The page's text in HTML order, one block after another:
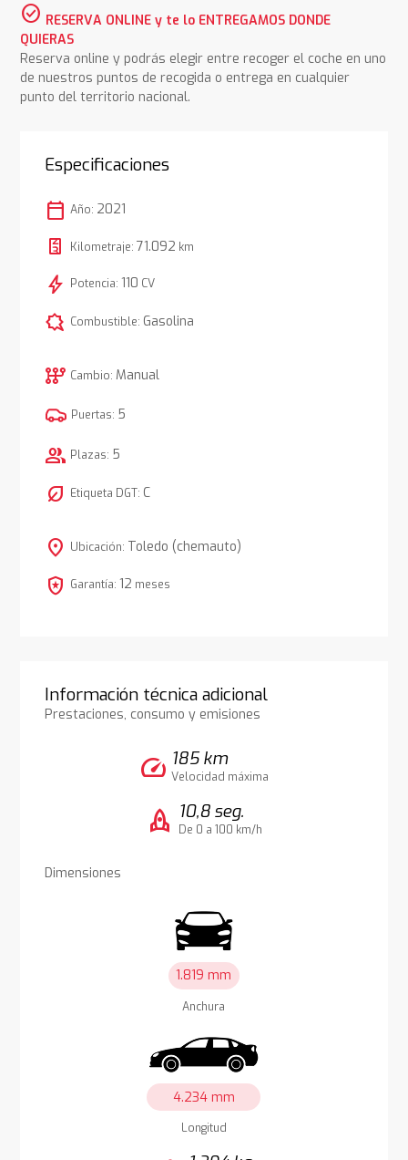
check_circle RESERVA ONLINE y te lo ENTREGAMOS DONDE
QUIERAS
Reserva online y podrás elegir entre recoger el coche en uno
de nuestros puntos de recogida o entrega en cualquier
punto del territorio nacional.
Especificaciones
calendar_today Año: 2021
Kilometraje: 71.092 km
bolt Potencia: 110 CV
comic_bubble Combustible: Gasolina
auto_transmission Cambio: Manual
Puertas: 5
group Plazas: 5
nest_eco_leaf Etiqueta DGT: C
location_on Ubicación: Toledo (chemauto)
local_police Garantía: 12 meses
Información técnica adicional
Prestaciones, consumo y emisiones
speed 185 km
Velocidad máxima
rocket 10,8 seg.
De 0 a 100 km/h
Dimensiones
1.819 mm
Anchura
4.234 mm
Longitud